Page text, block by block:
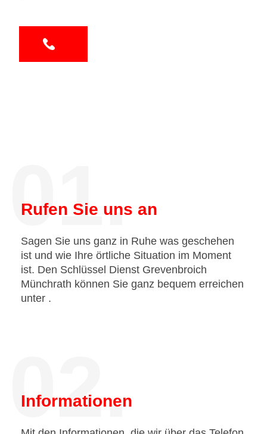
01.
Rufen Sie uns an
Sagen Sie uns ganz in Ruhe was geschehen
ist und wie Ihre örtliche Situation im Moment
ist. Den Schlüssel Dienst Grevenbroich
Münchrath können Sie ganz bequem erreichen
unter .
02.
Informationen